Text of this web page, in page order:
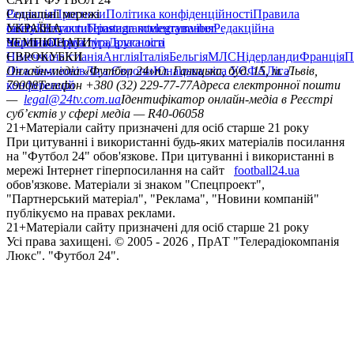
РедакціяПрогнозиПолітика конфіденційностіПравила
сайтуКонтактиПравила коментуванняРедакційна
політикаСтруктура власності
Соціальні мережі
facebookxyoutubeinstagramtelegramviber
УКРАЇНА
УкраїнаПерша лігаДруга ліга
ЧЕМПІОНАТИ
НімеччинаІспаніяАнгліяІталіяБельгіяМЛСНідерландиФранція
ЄВРОКУБКИ
Ліга чемпіонівЛіга ЄвропиЮнацька ліга УЄФАЛіга
конференцій
Онлайн-медіа «Футбол 24»пл. Галицька, буд. 15, м. Львів,
79008Телефон +380 (32) 229-77-77Адреса електронної пошти
— legal@24tv.com.uaІдентифікатор онлайн-медіа в Реєстрі
суб’єктів у сфері медіа — R40-06058
21+Матеріали сайту призначені для осіб старше 21 року
При цитуванні і використанні будь-яких матеріалів посилання
на "Футбол 24" обов'язкове. При цитуванні і використанні в
мережі Інтернет гіперпосилання на сайт
football24.ua
обов'язкове. Матеріали зі знаком "Спецпроект",
"Партнерський матеріал", "Реклама", "Новини компаній"
публікуємо на правах реклами.
21+Матеріали сайту призначені для осіб старше 21 року
Усi права захищенi. © 2005 - 2026 , ПрАТ "Телерадіокомпанія
Люкс". "Футбол 24".